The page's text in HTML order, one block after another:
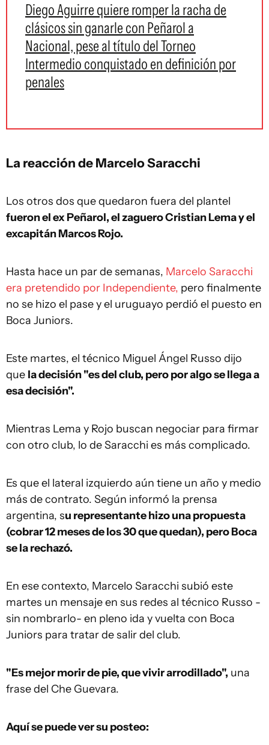
Diego Aguirre quiere romper la racha de
clásicos sin ganarle con Peñarol a
Nacional, pese al título del Torneo
Intermedio conquistado en definición por
penales
La reacción de Marcelo Saracchi
Los otros dos que quedaron fuera del plantel
fueron el ex Peñarol, el zaguero Cristian Lema y el
excapitán Marcos Rojo.
Hasta hace un par de semanas, Marcelo Saracchi
era pretendido por Independiente, pero finalmente
no se hizo el pase y el uruguayo perdió el puesto en
Boca Juniors.
Este martes, el técnico Miguel Ángel Russo dijo
que la decisión "es del club, pero por algo se llega a
esa decisión".
Mientras Lema y Rojo buscan negociar para firmar
con otro club, lo de Saracchi es más complicado.
Es que el lateral izquierdo aún tiene un año y medio
más de contrato. Según informó la prensa
argentina, su representante hizo una propuesta
(cobrar 12 meses de los 30 que quedan), pero Boca
se la rechazó.
En ese contexto, Marcelo Saracchi subió este
martes un mensaje en sus redes al técnico Russo -
sin nombrarlo- en pleno ida y vuelta con Boca
Juniors para tratar de salir del club.
"Es mejor morir de pie, que vivir arrodillado", una
frase del Che Guevara.
Aquí se puede ver su posteo: